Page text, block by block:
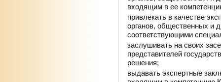
входящим в ее
привлекать в качестве
органов, общественных и
соответствующими
заслушивать на своих
представителей
решения;
выдавать экспертные